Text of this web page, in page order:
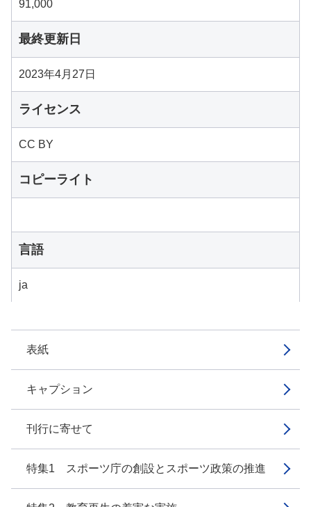
表紙
キャプション
刊行に寄せて
特集1 スポーツ庁の創設とスポーツ政策の推進
91,000
最終更新日
2023年4月27日
ライセンス
CC BY
コピーライト
言語
ja